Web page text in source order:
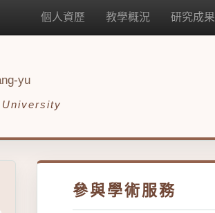
個人資歷 教學概況 研究成果
yu
University
參與學術服務